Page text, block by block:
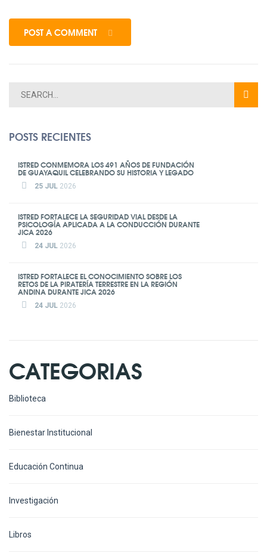
POST A COMMENT
POSTS RECIENTES
ISTRED CONMEMORA LOS 491 AÑOS DE FUNDACIÓN
DE GUAYAQUIL CELEBRANDO SU HISTORIA Y LEGADO
25 JUL 2026
ISTRED FORTALECE LA SEGURIDAD VIAL DESDE LA
PSICOLOGÍA APLICADA A LA CONDUCCIÓN DURANTE
JICA 2026
24 JUL 2026
ISTRED FORTALECE EL CONOCIMIENTO SOBRE LOS
RETOS DE LA PIRATERÍA TERRESTRE EN LA REGIÓN
ANDINA DURANTE JICA 2026
24 JUL 2026
CATEGORIAS
Biblioteca
Bienestar Institucional
Educación Continua
Investigación
Libros